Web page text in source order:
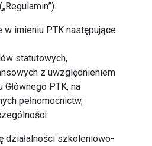
imieniu PTK następujące
statutowych,
z uwzględnieniem
PTK, na
pełnomocnictw,
szkoleniowo-